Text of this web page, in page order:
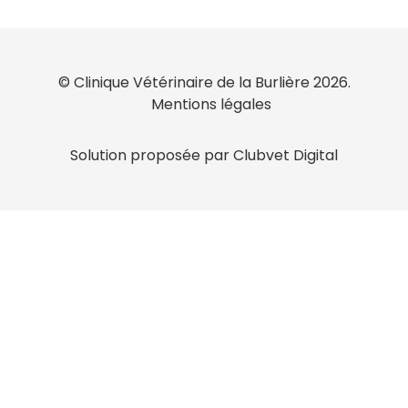
© Clinique Vétérinaire de la Burlière 2026.
Mentions légales
Solution proposée par Clubvet Digital